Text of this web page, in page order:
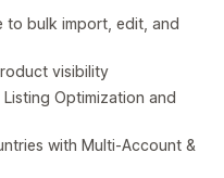
to bulk import, edit, and
visibility
Optimization and
with Multi-Account &